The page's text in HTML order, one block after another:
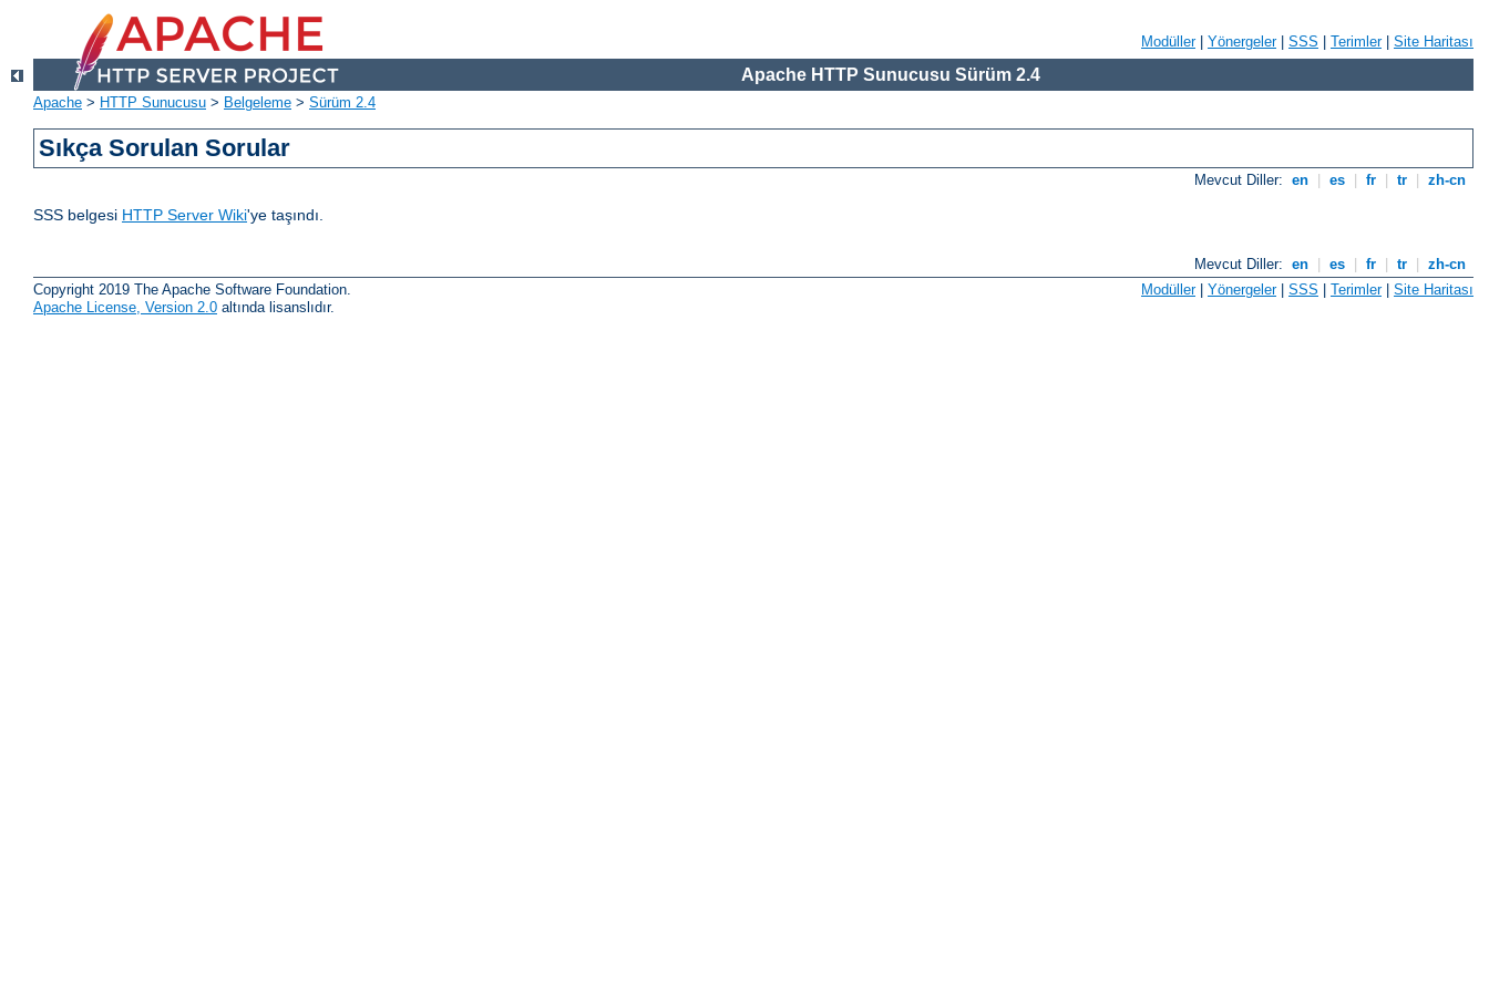
Modüller| Yönergeler| SSS Terimler| Site Haritası
Apache HTTP Sunucusu Sürüm 2.4
Apache > HTTP Sunucusu > Belgeleme > Sürüm 2.4
Sıkça Sorulan Sorular
Mevcut Diller: en es fr tr zh-cn
SSS belgesi HTTP Server Wiki'ye taşındı.
Mevcut Diller: en es fr tr
zh-cn
Copyright 2019 The Apache Software Foundation.
Apache License, Version 2.0 altında lisanslıdır.
Modüller| Yönergeler| SSS | Terimler| Site Haritası